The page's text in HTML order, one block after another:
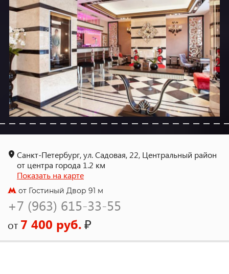
Санкт-Петербург, ул. Садовая, 22, Центральный район
от центра города 1.2 км
Показать на карте
от Гостиный Двор 91 м
+7 (963) 615-33-55
от 7 400 руб.₽